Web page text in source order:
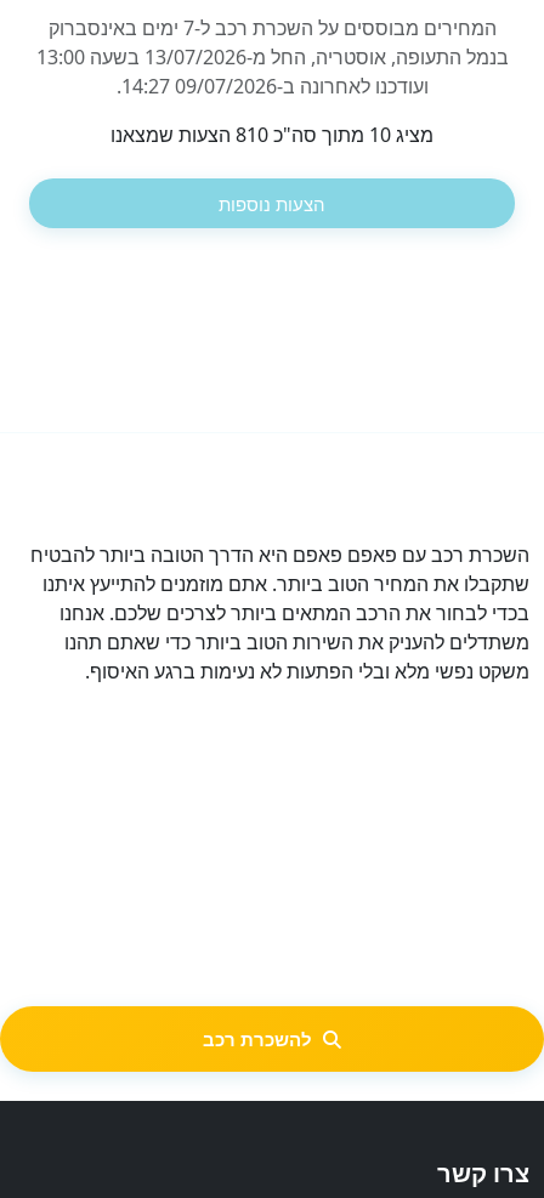
המחירים מבוססים על השכרת רכב ל-7 ימים באינסברוק
בנמל התעופה, אוסטריה, החל מ-13/07/2026 בשעה 13:00
ועודכנו לאחרונה ב-09/07/2026 14:27.
מציג 10 מתוך סה"כ 810 הצעות שמצאנו
הצעות נוספות
השכרת רכב עם פאפם פאפם היא הדרך הטובה ביותר להבטיח
שתקבלו את המחיר הטוב ביותר. אתם מוזמנים להתייעץ איתנו
בכדי לבחור את הרכב המתאים ביותר לצרכים שלכם. אנחנו
משתדלים להעניק את השירות הטוב ביותר כדי שאתם תהנו
משקט נפשי מלא ובלי הפתעות לא נעימות ברגע האיסוף.
להשכרת רכב
צרו קשר